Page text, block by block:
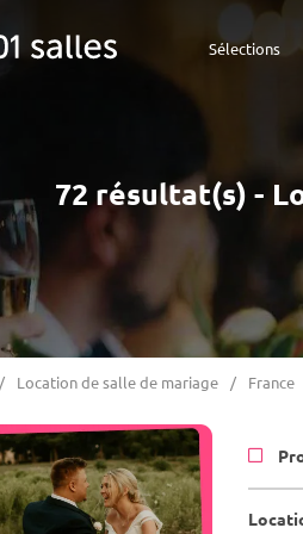
Sélections
72 résultat(s) -
Location de salle de mariage France